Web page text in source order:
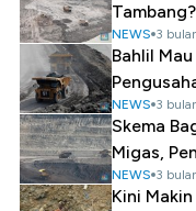
NEWS 3
Bahlil
NEWS 3
Skema
Migas,
NEWS 3
Kini